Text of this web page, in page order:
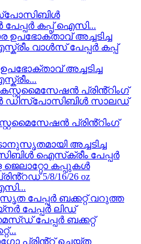
കപ്പ് ഐസി...
അച്ചടിച്ച
കസ്റ്റമൈസേഷൻ പ്രിൻ്റിംഗ്
5/8/16/26 oz
പേപ്പർ ബക്കറ്റ്